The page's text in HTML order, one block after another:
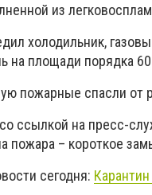
из
холодильник,
на площади порядка
пожарные спасли от
ссылкой на пресс-
пожара – короткое
сегодня: